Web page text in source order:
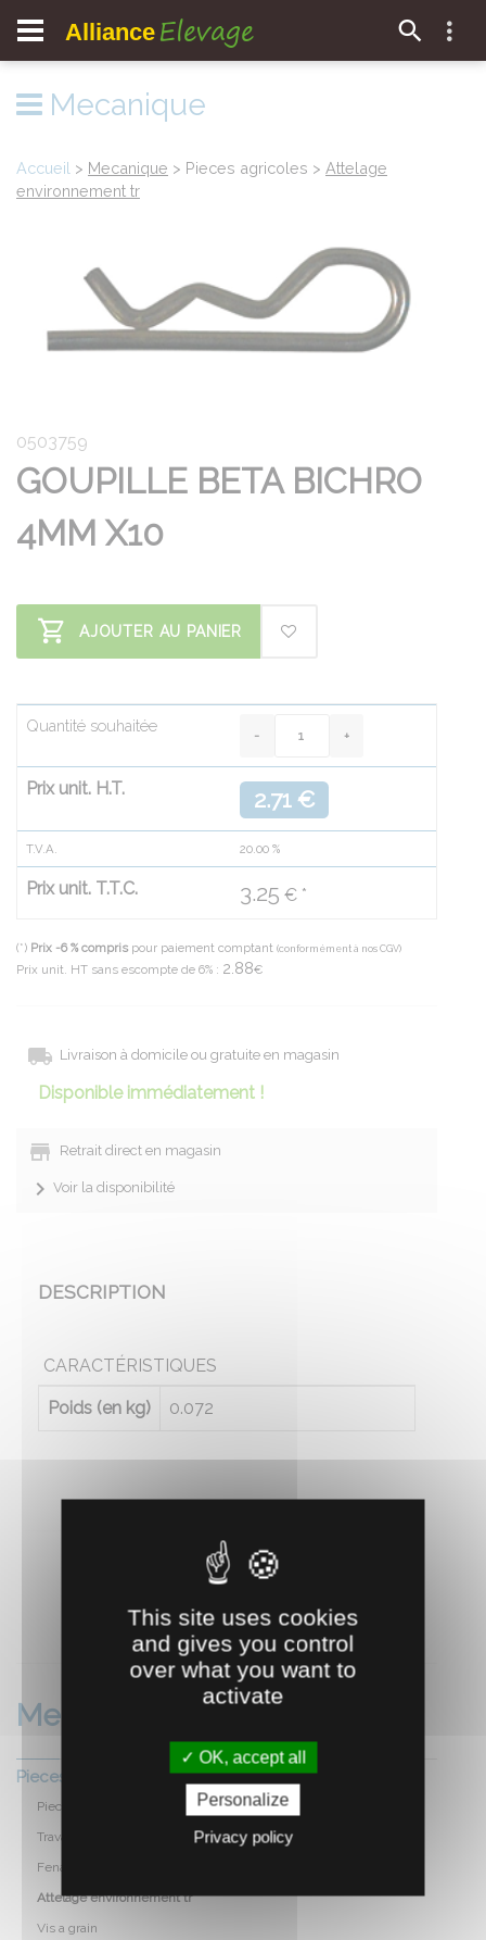
Alliance Elevage
Mecanique
Accueil > Mecanique > Pieces agricoles > Attelage
environnement tr
0503759
GOUPILLE BETA BICHRO
4MM X10
AJOUTER AU PANIER
Quantité souhaitée
Prix unit. H.T. 2.71 €
T.V.A. 20.00 %
Prix unit. T.T.C. 3.25 € *
(*) Prix -6 % compris pour paiement comptant (conformément à nos CGV)
Prix unit. HT sans escompte de 6% : 2.88€
Livraison à domicile ou gratuite en magasin
Disponible immédiatement !
Retrait direct en magasin
Voir la disponibilité
DESCRIPTION
CARACTÉRISTIQUES
Poids (en kg) 0.072
RECOMMANDEZ CE PRODUIT À UN AMI
Mecanique
Pieces agricoles
Pieces de charrues
Travail du sol
Fenaison broyage et manutent
Attelage environnement tr
Vis a grain
This site uses cookies
and gives you control
over what you want to
activate
OK, accept all
Personalize
Privacy policy